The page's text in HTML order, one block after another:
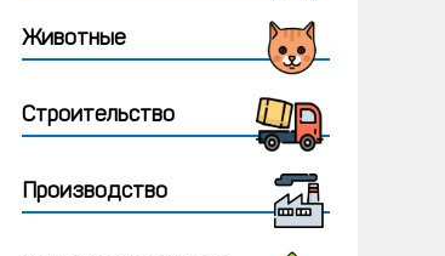
Животные
Строительство
Производство